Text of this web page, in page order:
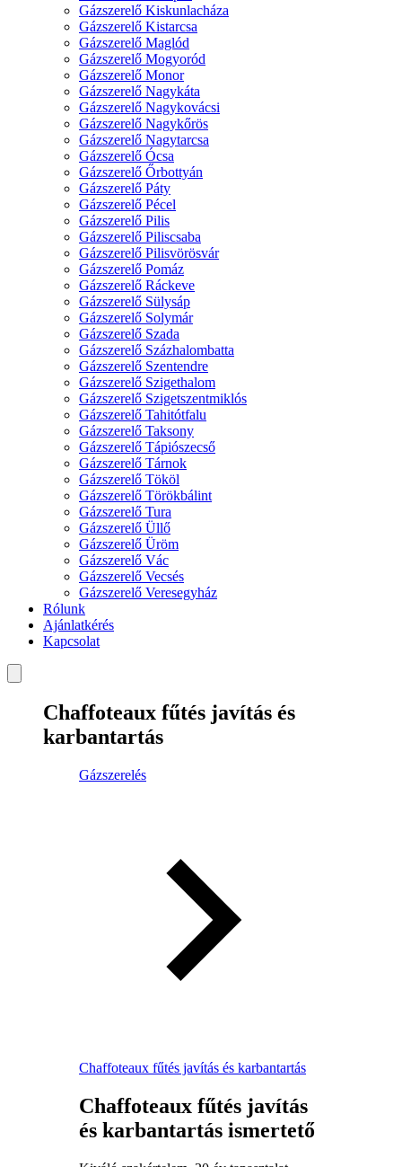
Gázszerelő Kiskunlacháza
Gázszerelő Kistarcsa
Gázszerelő Maglód
Gázszerelő Mogyoród
Gázszerelő Monor
Gázszerelő Nagykáta
Gázszerelő Nagykovácsi
Gázszerelő Nagykőrös
Gázszerelő Nagytarcsa
Gázszerelő Ócsa
Gázszerelő Őrbottyán
Gázszerelő Páty
Gázszerelő Pécel
Gázszerelő Pilis
Gázszerelő Piliscsaba
Gázszerelő Pilisvörösvár
Gázszerelő Pomáz
Gázszerelő Ráckeve
Gázszerelő Sülysáp
Gázszerelő Solymár
Gázszerelő Szada
Gázszerelő Százhalombatta
Gázszerelő Szentendre
Gázszerelő Szigethalom
Gázszerelő Szigetszentmiklós
Gázszerelő Tahitótfalu
Gázszerelő Taksony
Gázszerelő Tápiószecső
Gázszerelő Tárnok
Gázszerelő Tököl
Gázszerelő Törökbálint
Gázszerelő Tura
Gázszerelő Üllő
Gázszerelő Üröm
Gázszerelő Vác
Gázszerelő Vecsés
Gázszerelő Veresegyház
Rólunk
Ajánlatkérés
Kapcsolat
Chaffoteaux fűtés javítás és
karbantartás
Gázszerelés
Chaffoteaux fűtés javítás és karbantartás
Chaffoteaux fűtés javítás
és karbantartás ismertető